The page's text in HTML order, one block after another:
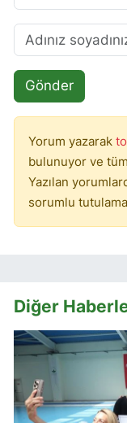
Gönder
Yorum yazarak
bulunuyor ve
Yazılan
sorumlu
Diğer